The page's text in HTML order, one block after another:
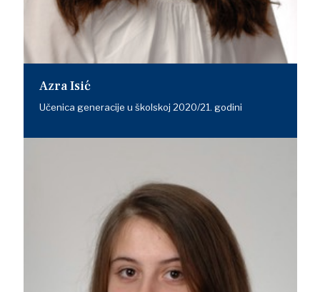
Azra Isić
Učenica generacije u školskoj 2020/21. godini